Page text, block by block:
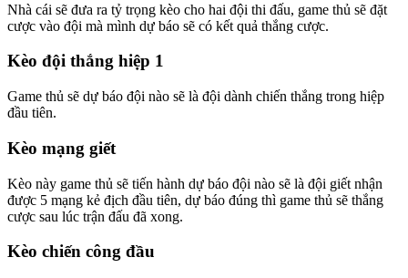
Nhà cái sẽ đưa ra tỷ trọng kèo cho hai đội thi đấu, game thủ sẽ đặt
cược vào đội mà mình dự báo sẽ có kết quả thắng cược.
Kèo đội thắng hiệp 1
Game thủ sẽ dự báo đội nào sẽ là đội dành chiến thắng trong hiệp
đầu tiên.
Kèo mạng giết
Kèo này game thủ sẽ tiến hành dự báo đội nào sẽ là đội giết nhận
được 5 mạng kẻ địch đầu tiên, dự báo đúng thì game thủ sẽ thắng
cược sau lúc trận đấu đã xong.
Kèo chiến công đầu